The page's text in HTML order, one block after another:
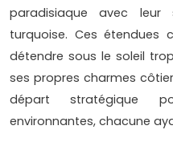
paradisiaque avec
turquoise. Ces étendues
détendre sous le soleil
ses propres charmes
départ stratégique
environnantes, chacune